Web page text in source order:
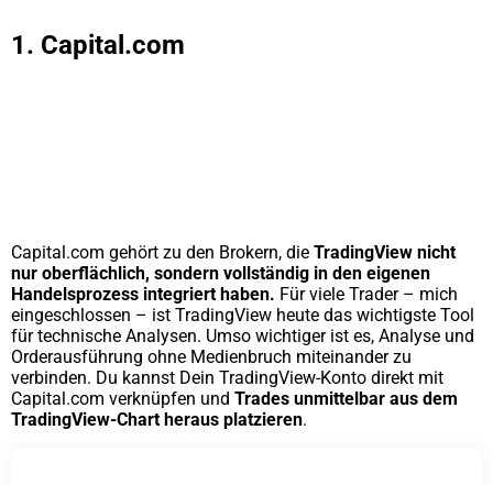
1. Capital.com
Capital.com gehört zu den Brokern, die TradingView nicht
nur oberflächlich, sondern vollständig in den eigenen
Handelsprozess integriert haben. Für viele Trader – mich
eingeschlossen – ist TradingView heute das wichtigste Tool
für technische Analysen. Umso wichtiger ist es, Analyse und
Orderausführung ohne Medienbruch miteinander zu
verbinden. Du kannst Dein TradingView-Konto direkt mit
Capital.com verknüpfen und Trades unmittelbar aus dem
TradingView-Chart heraus platzieren.